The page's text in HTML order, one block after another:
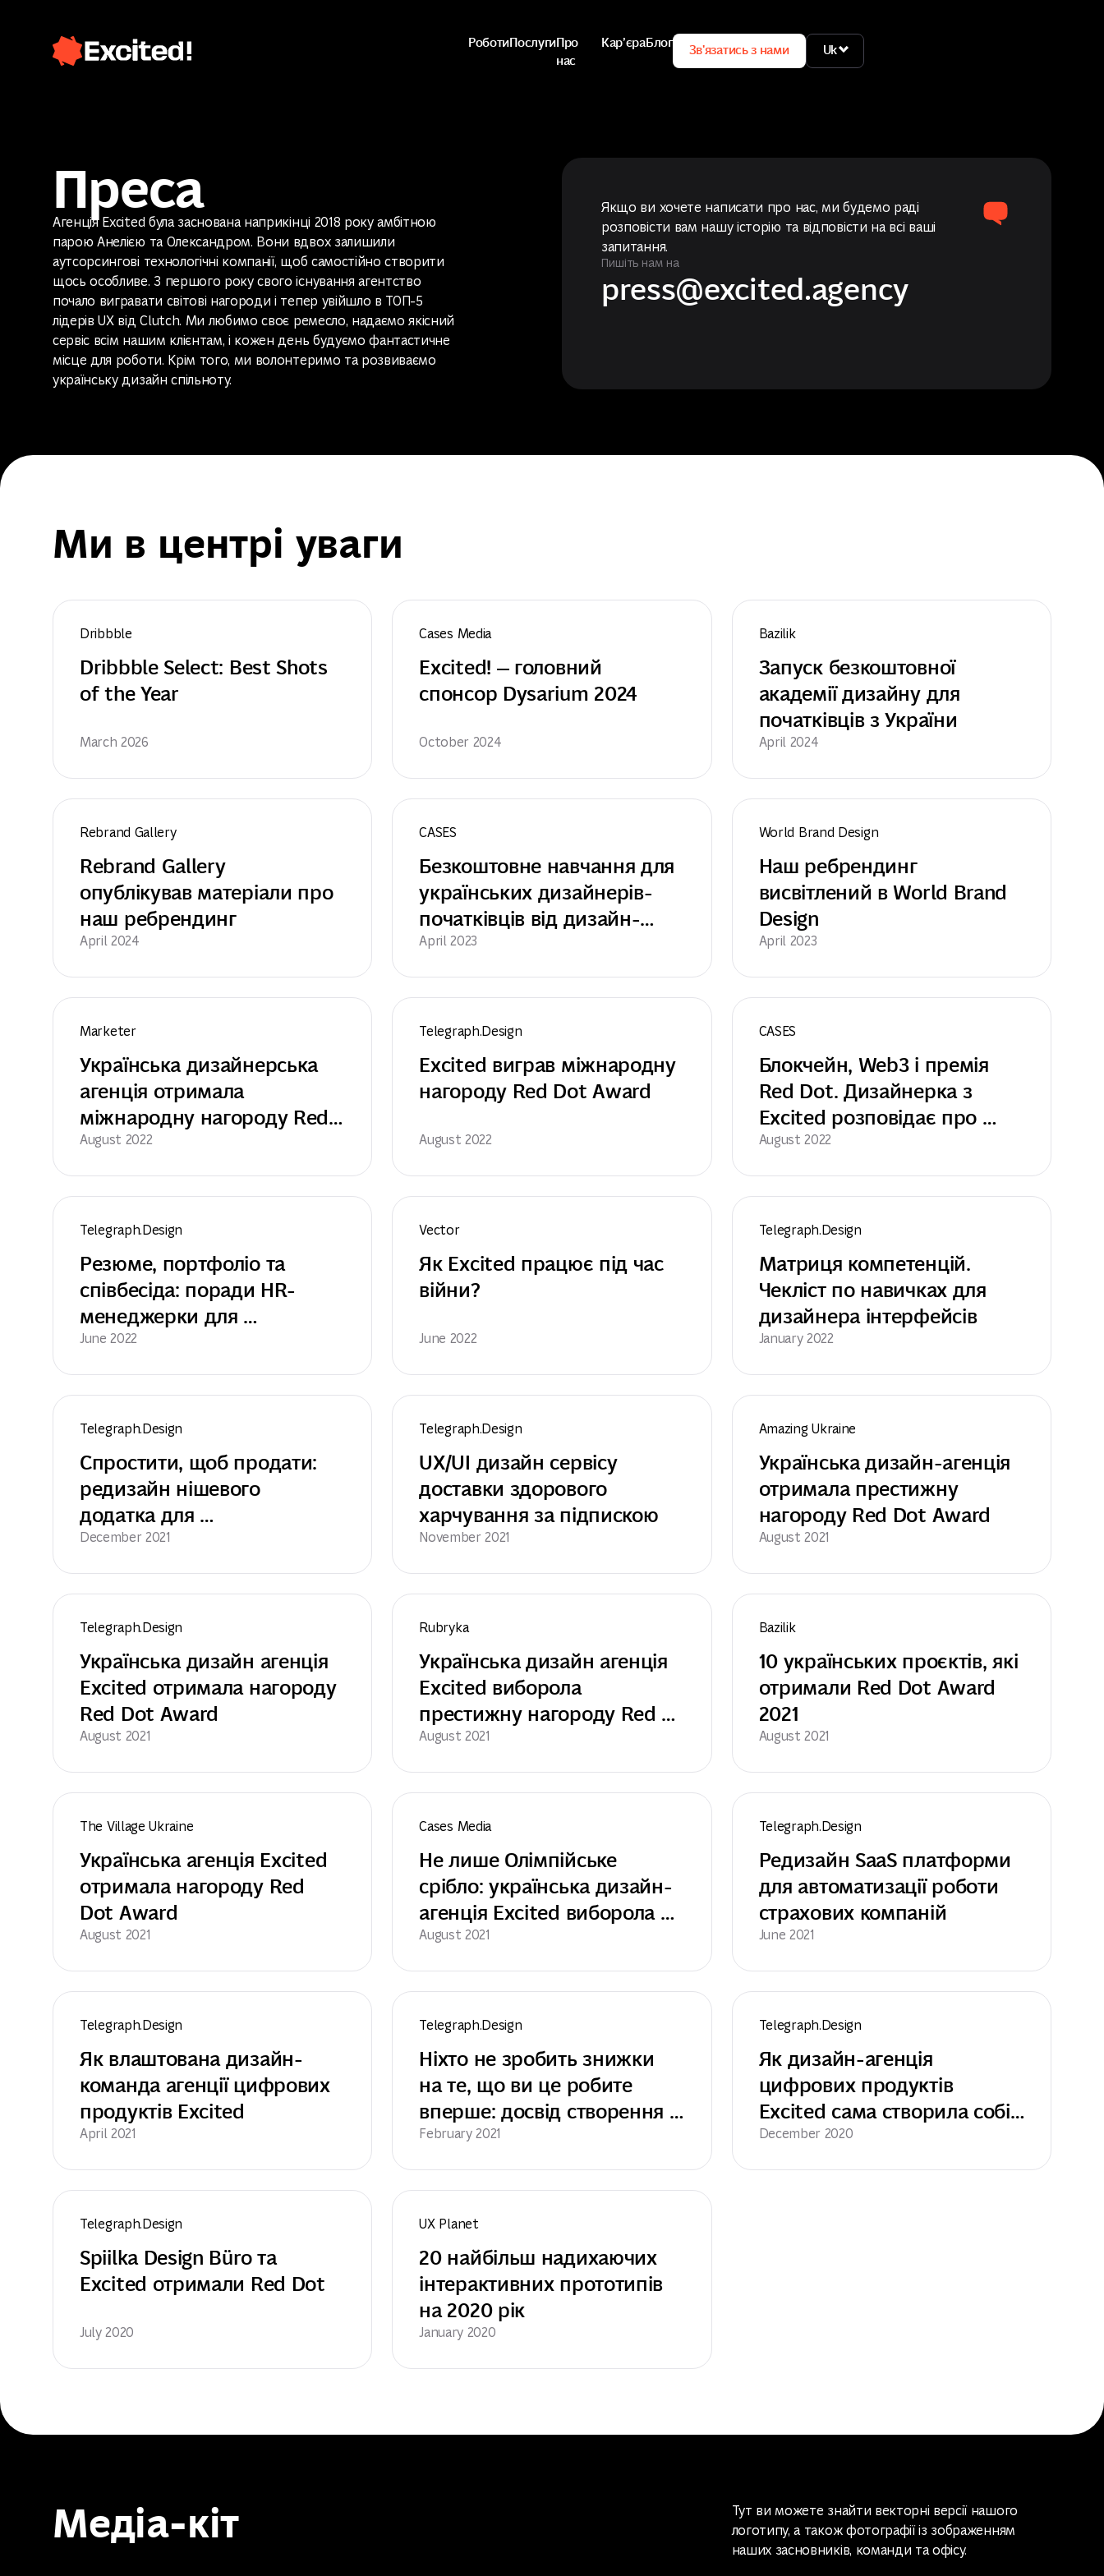
РоботиПослугиПро
нас
КарʼєраБлог Зв'язатись з нами Uk
Преса
Агенція Excited була заснована наприкінці 2018 року амбітною
парою Анелією та Олександром. Вони вдвох залишили
аутсорсингові технологічні компанії, щоб самостійно створити
щось особливе. З першого року свого існування агентство
почало вигравати світові нагороди і тепер увійшло в ТОП-5
лідерів UX від Clutch. Ми любимо своє ремесло, надаємо якісний
сервіс всім нашим клієнтам, і кожен день будуємо фантастичне
місце для роботи. Крім того, ми волонтеримо та розвиваємо
українську дизайн спільноту.
Якщо ви хочете написати про нас, ми будемо раді
розповісти вам нашу історію та відповісти на всі ваші
запитання.
Пишіть нам на
press@excited.agency
Ми в центрі уваги
Dribbble
Dribbble Select: Best Shots
of the Year
March 2026
Cases Media
Excited! — головний
спонсор Dysarium 2024
October 2024
Bazilik
Запуск безкоштовної
академії дизайну для
початківців з України
April 2024
Rebrand Gallery
Rebrand Gallery
опублікував матеріали про
наш ребрендинг
April 2024
CASES
Безкоштовне навчання для
українських дизайнерів-
початківців від дизайн-
агенції Excited
April 2023
World Brand Design
Наш ребрендинг
висвітлений в World Brand
Design
April 2023
Marketer
Українська дизайнерська
агенція отримала
міжнародну нагороду Red
Dot Award за додаток
майбутнього
August 2022
Telegraph.Design
Excited виграв міжнародну
нагороду Red Dot Award
August 2022
CASES
Блокчейн, Web3 і премія
Red Dot. Дизайнерка з
Excited розповідає про
проєкт Verida
August 2022
Telegraph.Design
Резюме, портфоліо та
співбесіда: поради HR-
менеджерки для
кандидатів-дизайнерів
June 2022
Vector
Як Excited працює під час
війни?
June 2022
Telegraph.Design
Матриця компетенцій.
Чекліст по навичках для
дизайнера інтерфейсів
January 2022
Telegraph.Design
Спростити, щоб продати:
редизайн нішевого
додатка для
транспортування грудного
молока
December 2021
Telegraph.Design
UX/UI дизайн сервісу
доставки здорового
харчування за підпискою
November 2021
Amazing Ukraine
Українська дизайн-агенція
отримала престижну
нагороду Red Dot Award
August 2021
Telegraph.Design
Українська дизайн агенція
Excited отримала нагороду
Red Dot Award
August 2021
Rubryka
Українська дизайн агенція
Excited виборола
престижну нагороду Red
Dot Award
August 2021
Bazilik
10 українських проєктів, які
отримали Red Dot Award
2021
August 2021
The Village Ukraine
Українська агенція Excited
отримала нагороду Red
Dot Award
August 2021
Cases Media
Не лише Олімпійське
срібло: українська дизайн-
агенція Excited виборола
престижну нагороду Red
Dot Award
August 2021
Telegraph.Design
Редизайн SaaS платформи
для автоматизації роботи
страхових компаній
June 2021
Telegraph.Design
Як влаштована дизайн-
команда агенції цифрових
продуктів Excited
April 2021
Telegraph.Design
Ніхто не зробить знижки
на те, що ви це робите
вперше: досвід створення
продуктової дизайн-агенції
Excited
February 2021
Telegraph.Design
Як дизайн-агенція
цифрових продуктів
Excited сама створила собі
айдентику і виграла за неї
два Red Dot
December 2020
Telegraph.Design
Spiilka Design Büro та
Excited отримали Red Dot
July 2020
UX Planet
20 найбільш надихаючих
інтерактивних прототипів
на 2020 рік
January 2020
Медіа-кіт
Тут ви можете знайти векторні версії нашого
логотипу, а також фотографії із зображенням
наших засновників, команди та офісу.